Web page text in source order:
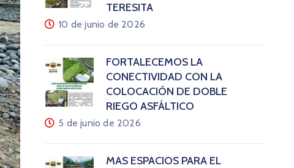
TERESITA
10 de junio de 2026
FORTALECEMOS LA
CONECTIVIDAD CON LA
COLOCACIÓN DE DOBLE
RIEGO ASFÁLTICO
5 de junio de 2026
MÁS ESPACIOS PARA EL